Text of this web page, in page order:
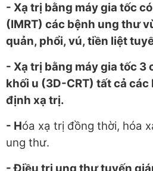
- Xạ trị bằng máy gia tốc
(IMRT) các bệnh ung thư
quản, phổi, vú, tiền liệt
- Xạ trị bằng máy gia tốc 3
khối u (3D-CRT) tất cả
định xạ trị.
- Hóa xạ trị đồng thời, hóa
ung thư.